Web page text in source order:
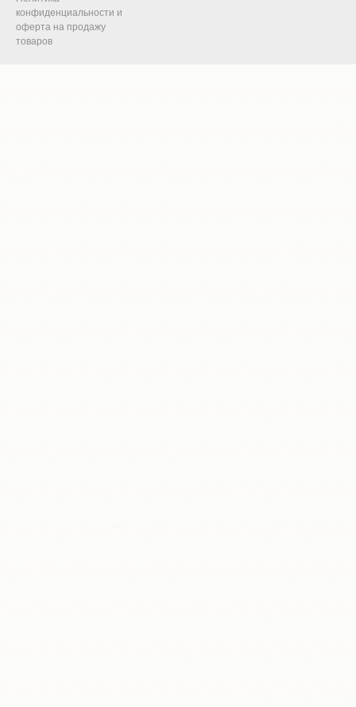
конфиденциальности и
оферта на продажу
товаров